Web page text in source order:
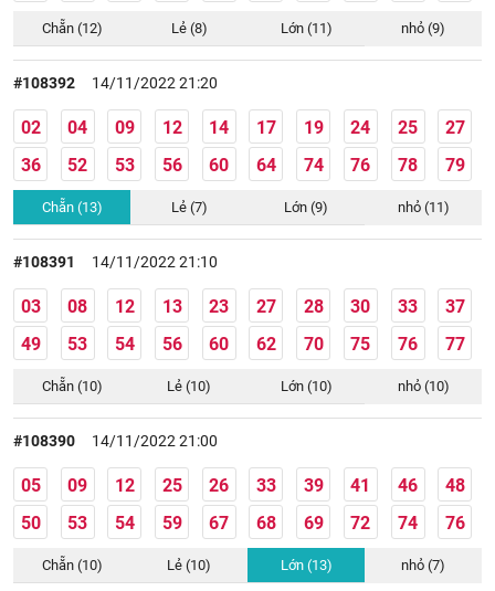
Chẵn (12) Lẻ (8) Lớn (11) nhỏ (9)
#108392 14/11/2022 21:20
02 04 09 12 14 17 19 24 25
27
36
52 53 56 60 64 74 76 78 79
Chẵn (13) Lẻ (7) Lớn (9) nhỏ (11)
#108391 14/11/2022 21:10
03 08 12 13 23 27 28 30 33
37
49
53 54 56 60 62 70 75 76 77
Chẵn (10) Lẻ (10) Lớn (10) nhỏ (10)
#108390 14/11/2022 21:00
05 09 12 25 26 33 39 41 46
48
50
53 54 59 67 68 69 72 74 76
Chẵn (10) Lẻ (10) Lớn (13) nhỏ (7)